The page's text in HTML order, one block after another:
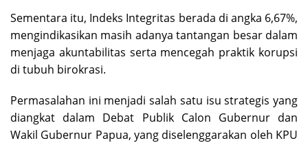
Sementara itu, Indeks Integritas berada di angka 6,67%,
mengindikasikan masih adanya tantangan besar dalam
menjaga akuntabilitas serta mencegah praktik korupsi
di tubuh birokrasi.
Permasalahan ini menjadi salah satu isu strategis yang
diangkat dalam Debat Publik Calon Gubernur dan
Wakil Gubernur Papua, yang diselenggarakan oleh KPU